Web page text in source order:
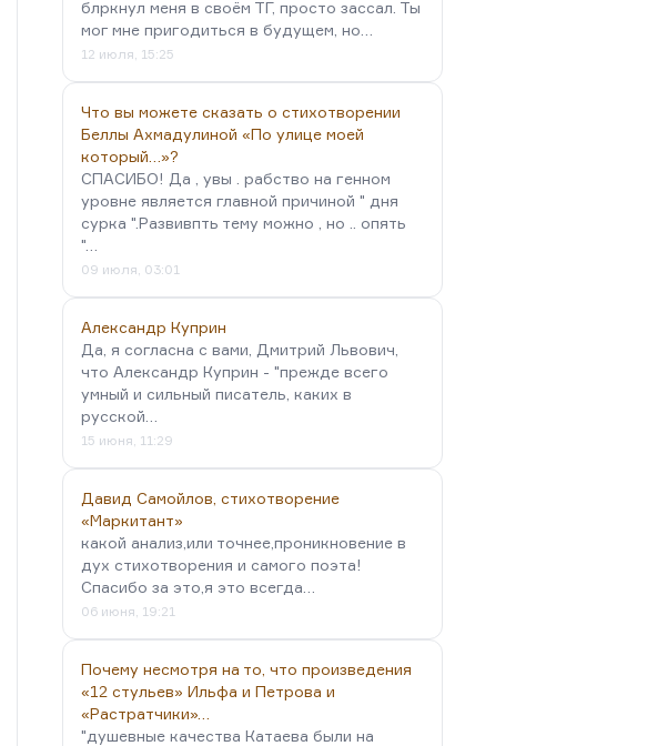
блркнул меня в своём ТГ, просто зассал. Ты
мог мне пригодиться в будущем, но…
12 июля, 15:25
Что вы можете сказать о стихотворении
Беллы Ахмадулиной «По улице моей
который…»?
СПАСИБО! Да , увы . рабство на генном
уровне является главной причиной " дня
сурка ".Развивпть тему можно , но .. опять
"…
09 июля, 03:01
Александр Куприн
Да, я согласна с вами, Дмитрий Львович,
что Александр Куприн - "прежде всего
умный и сильный писатель, каких в
русской…
15 июня, 11:29
Давид Самойлов, стихотворение
«Маркитант»
какой анализ,или точнее,проникновение в
дух стихотворения и самого поэта!
Спасибо за это,я это всегда…
06 июня, 19:21
Почему несмотря на то, что произведения
«12 стульев» Ильфа и Петрова и
«Растратчики»…
"душевные качества Катаева были на